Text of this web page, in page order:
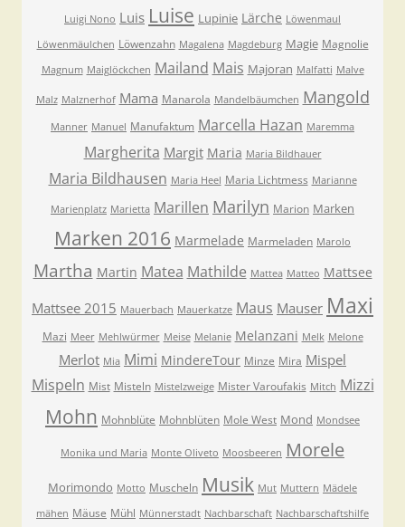
Luigi Nono Luis Luise Lupinie Lärche Löwenmaul
Löwenmäulchen Löwenzahn Magalena Magdeburg Magie Magnolie
Magnum Maiglöckchen Mailand Mais Majoran Malfatti Malve
Malz Malznerhof Mama Manarola Mandelbäumchen Mangold
Manner Manuel Manufaktum Marcella Hazan Maremma
Margherita Margit Maria Maria Bildhauer
Maria Bildhausen Maria Heel Maria Lichtmess Marianne
Marienplatz Marietta Marillen Marilyn Marion Marken
Marken 2016 Marmelade Marmeladen Marolo
Martha Martin Matea Mathilde Mattea Matteo Mattsee
Mattsee 2015 Mauerbach Mauerkatze Maus Mauser Maxi
Mazi Meer Mehlwürmer Meise Melanie Melanzani Melk Melone
Merlot Mia Mimi MindereTour Minze Mira Mispel
Mispeln Mist Misteln Mistelzweige Mister Varoufakis Mitch Mizzi
Mohn Mohnblüte Mohnblüten Mole West Mond Mondsee
Monika und Maria Monte Oliveto Moosbeeren Morele
Morimondo Motto Muscheln Musik Mut Muttern Mädele
mähen Mäuse Mühl Münnerstadt Nachbarschaft Nachbarschaftshilfe